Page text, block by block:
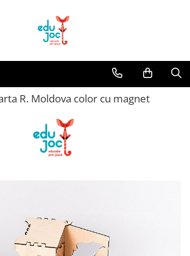
R. Moldova color cu magnet